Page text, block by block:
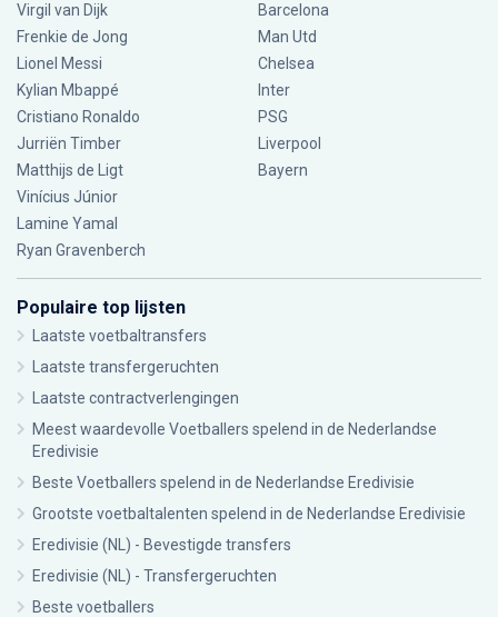
Virgil van Dijk
Frenkie de Jong
Lionel Messi
Kylian Mbappé
Cristiano Ronaldo
Jurriën Timber
Matthijs de Ligt
Vinícius Júnior
Lamine Yamal
Ryan Gravenberch
Barcelona
Man Utd
Chelsea
Inter
PSG
Liverpool
Bayern
Populaire top lijsten
Laatste voetbaltransfers
Laatste transfergeruchten
Laatste contractverlengingen
Meest waardevolle Voetballers spelend in de Nederlandse
Eredivisie
Beste Voetballers spelend in de Nederlandse Eredivisie
Grootste voetbaltalenten spelend in de Nederlandse Eredivisie
Eredivisie (NL) - Bevestigde transfers
Eredivisie (NL) - Transfergeruchten
Beste voetballers